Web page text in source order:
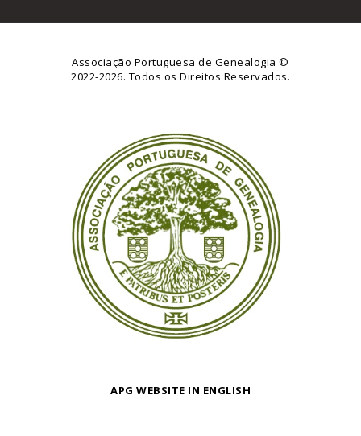
Associação Portuguesa de Genealogia©
2022-2026. Todos os Direitos Reservados.
APG WEBSITE IN ENGLISH